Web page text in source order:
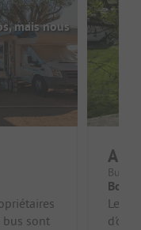
mais nous
bus sont
Bon
Le